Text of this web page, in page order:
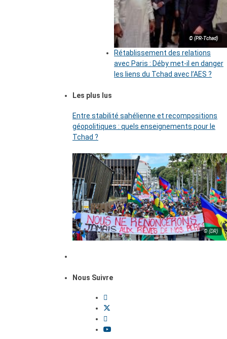
© (PR-Tchad)
Rétablissement des relations
avec Paris : Déby met-il en danger
les liens du Tchad avec l’AES ?
Les plus lus
Entre stabilité sahélienne et recompositions
géopolitiques : quels enseignements pour le
Tchad ?
© (DR)
Nous Suivre